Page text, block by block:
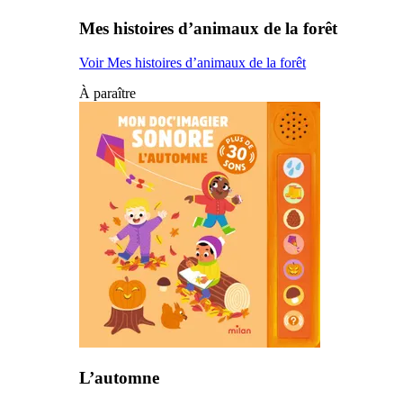
Mes histoires d’animaux de la forêt
Voir Mes histoires d’animaux de la forêt
À paraître
L’automne